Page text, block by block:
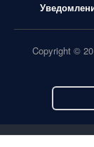
Copyright ©